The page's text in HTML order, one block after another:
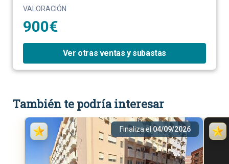
VALORACIÓN
900€
Ver otras ventas y subastas
También te podría interesar
Finaliza el 04/09/2026